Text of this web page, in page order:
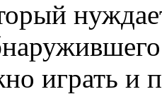
играть и